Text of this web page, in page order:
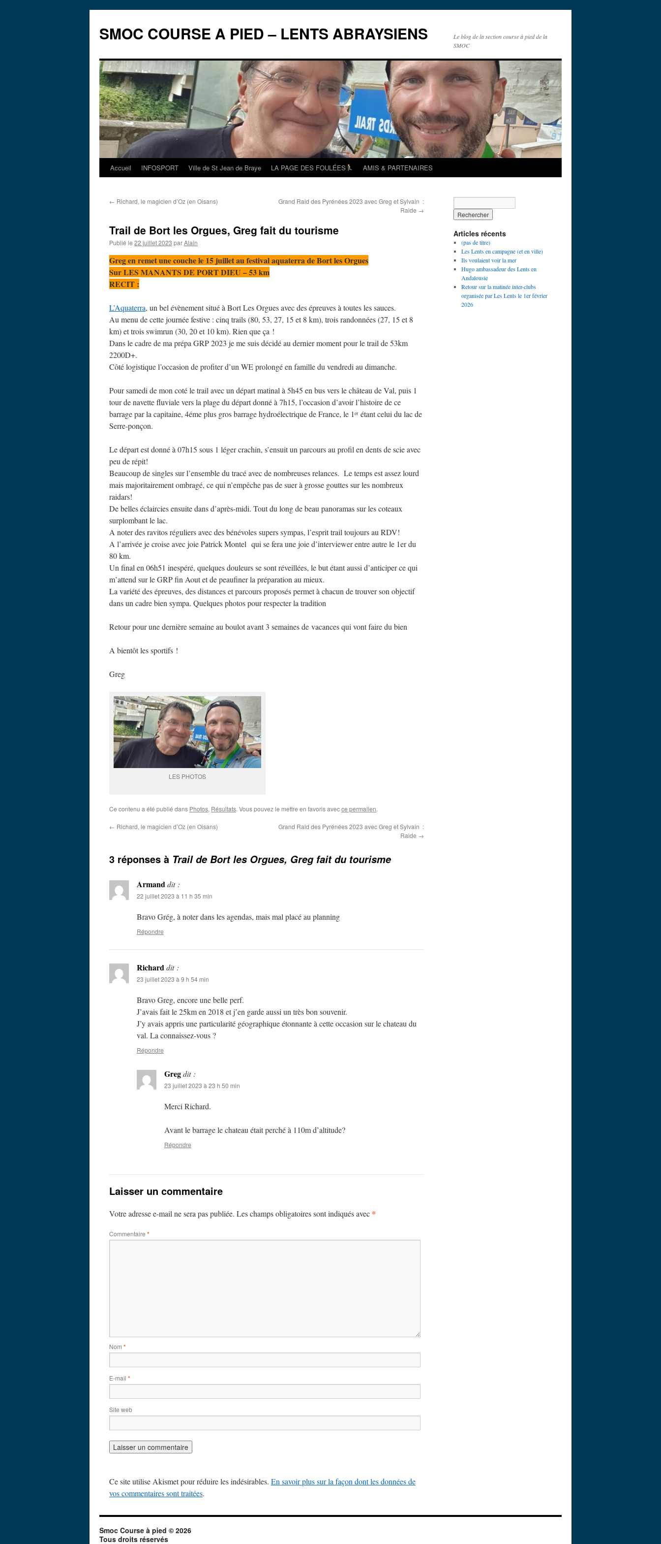
contenu
SMOC COURSE A PIED – LENTS ABRAYSIENS
Le blog de la section course à pied de la
SMOC
Accueil INFOSPORT Ville de St Jean de Braye LA PAGE DES FOULÉES AMIS & PARTENAIRES
← Richard, le magicien d’Oz (en Oisans)
Grand Raid des Pyrénées 2023 avec Greg et Sylvain :
Raide →
Trail de Bort les Orgues, Greg fait du tourisme
Publié le 22 juillet 2023 parAlain
Greg en remet une couche le 15 juillet au festival aquaterra de Bort les Orgues
Sur LES MANANTS DE PORT DIEU – 53 km
RECIT :
L’Aquaterra, un bel évènement situé à Bort Les Orgues avec des épreuves à toutes les sauces.
Au menu de cette journée festive : cinq trails (80, 53, 27, 15 et 8 km), trois randonnées (27, 15 et 8
km) et trois swimrun (30, 20 et 10 km). Rien que ça !
Dans le cadre de ma prépa GRP 2023 je me suis décidé au dernier moment pour le trail de 53km
2200D+.
Côté logistique l’occasion de profiter d’un WE prolongé en famille du vendredi au dimanche.
Pour samedi de mon coté le trail avec un départ matinal à 5h45 en bus vers le château de Val, puis 1
tour de navette fluviale vers la plage du départ donné à 7h15, l’occasion d’avoir l’histoire de ce
barrage par la capitaine, 4éme plus gros barrage hydroélectrique de France, le 1 erétant celui du lac de
Serre-ponçon.
Le départ est donné à 07h15 sous 1 léger crachin, s’ensuit un parcours au profil en dents de scie avec
peu de répit!
Beaucoup de singles sur l’ensemble du tracé avec de nombreuses relances. Le temps est assez lourd
mais majoritairement ombragé, ce qui n’empêche pas de suer à grosse gouttes sur les nombreux
raidars!
De belles éclaircies ensuite dans d’après-midi. Tout du long de beau panoramas sur les coteaux
surplombant le lac.
A noter des ravitos réguliers avec des bénévoles supers sympas, l’esprit trail toujours au RDV!
A l’arrivée je croise avec joie Patrick Montel qui se fera une joie d’interviewer entre autre le 1er du
80 km.
Un final en 06h51 inespéré, quelques douleurs se sont réveillées, le but étant aussi d’anticiper ce qui
m’attend sur le GRP fin Aout et de peaufiner la préparation au mieux.
La variété des épreuves, des distances et parcours proposés permet à chacun de trouver son objectif
dans un cadre bien sympa. Quelques photos pour respecter la tradition
Retour pour une dernière semaine au boulot avant 3 semaines de vacances qui vont faire du bien
A bientôt les sportifs !
Greg
LES PHOTOS
Ce contenu a été publié dans Photos, Résultats. Vous pouvez le mettre en favoris avecce permalien.
← Richard, le magicien d’Oz (en Oisans)
Grand Raid des Pyrénées 2023 avec Greg et Sylvain :
Raide →
3 réponses à Trail de Bort les Orgues, Greg fait du tourisme
Armanddit :
22 juillet 2023 à 11 h 35 min
Bravo Grég, à noter dans les agendas, mais mal placé au planning
Répondre
Richarddit :
23 juillet 2023 à 9 h 54 min
Bravo Greg, encore une belle perf.
J’avais fait le 25km en 2018 et j’en garde aussi un très bon souvenir.
J’y avais appris une particularité géographique étonnante à cette occasion sur le chateau du
val. La connaissez-vous ?
Répondre
Gregdit :
23 juillet 2023 à 23 h 50 min
Merci Richard.
Avant le barrage le chateau était perché à 110m d’altitude?
Répondre
Laisser un commentaire
Votre adresse e-mail ne sera pas publiée. Les champs obligatoires sont indiqués avec *
Commentaire *
Nom *
E-mail *
Site web
Ce site utilise Akismet pour réduire les indésirables. En savoir plus sur la façon dont les données de
vos commentaires sont traitées.
Articles récents
(pas de titre)
Les Lents en campagne (et en ville)
Ils voulaient voir la mer
Hugo ambassadeur des Lents en
Andalousie
Retour sur la matinée inter-clubs
organisée par Les Lents le 1er février
2026
Smoc Course à pied © 2026
Tous droits réservés